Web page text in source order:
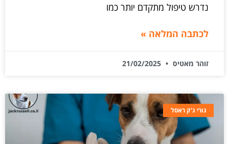
נדרש טיפול מתקדם יותר כמו
לכתבה המלאה »
זוהר מאטיס
גורי ג'ק ראסל